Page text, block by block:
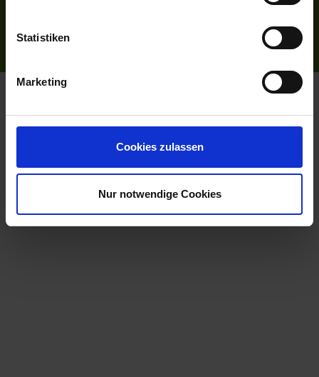
Statistiken
Marketing
Cookies zulassen
Nur notwendige Cookies
Reiseversicherung
Flussreisen.de